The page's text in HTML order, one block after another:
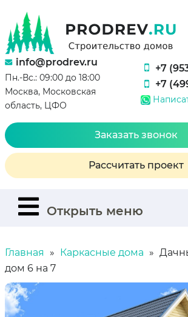
info@prodrev.ru
Пн.-Вс.: 09:00 до 18:00
Москва, Московская
область, ЦФО
+7
+7
Заказать звонок
Рассчитать проект
Открыть меню
Главная Каркасные дома
дом 6 на 7